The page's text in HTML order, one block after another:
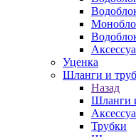
Уценка
Шланги и
Назад
Шланги
Трубки